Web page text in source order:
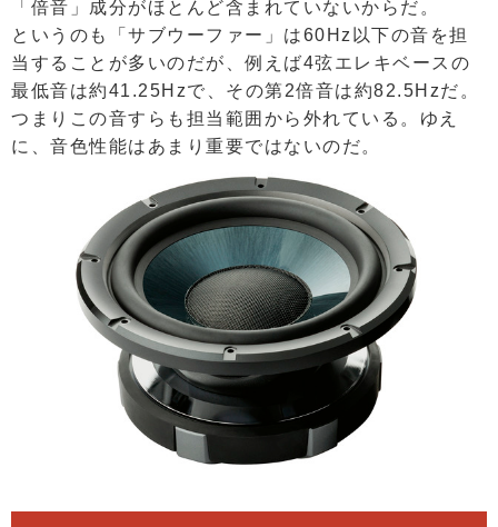
「倍音」成分がほとんど含まれていないからだ。
というのも「サブウーファー」は60Hz以下の音を担
当することが多いのだが、例えば4弦エレキベースの
最低音は約41.25Hzで、その第2倍音は約82.5Hzだ。
つまりこの音すらも担当範囲から外れている。ゆえ
に、音色性能はあまり重要ではないのだ。